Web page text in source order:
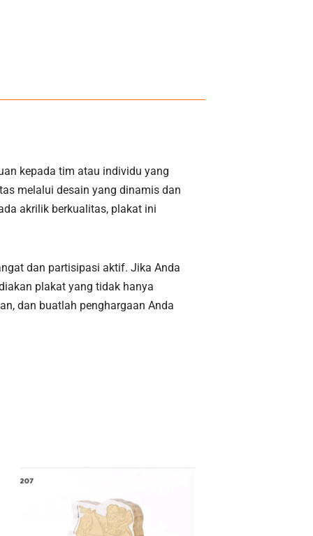
kepada tim atau individu yang
melalui desain yang dinamis dan
akrilik berkualitas, plakat ini
dan partisipasi aktif. Jika Anda
plakat yang tidak hanya
dan buatlah penghargaan Anda